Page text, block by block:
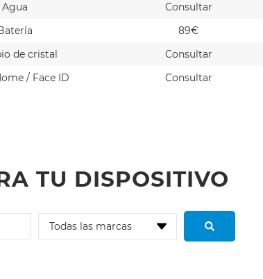
Agua
Consultar
89€
de cristal
Consultar
/ Face ID
Consultar
TU DISPOSITIVO